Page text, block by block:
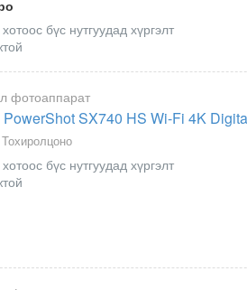
бүс нутгуудад хүргэлт
фотоаппарат
SX740 HS Wi-Fi 4K
Тохиролцоно
бүс нутгуудад хүргэлт